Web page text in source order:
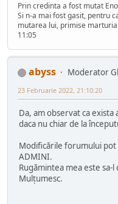
Prin credinta a fost mutat
Si n-a mai fost gasit, pentru
mutarea lui, primise
11:05
abyss
Moderator
23 Februarie 2022, 21:10:20
Da, am observat ca
daca nu chiar de la
Modificările forumului
ADMINI.
Rugămintea mea este sa-l
Mulțumesc.